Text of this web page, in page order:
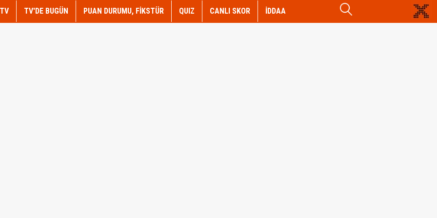
TV'DE BUGÜN PUAN DURUMU, FİKSTÜR QUIZ CANLI SKOR İDDAA